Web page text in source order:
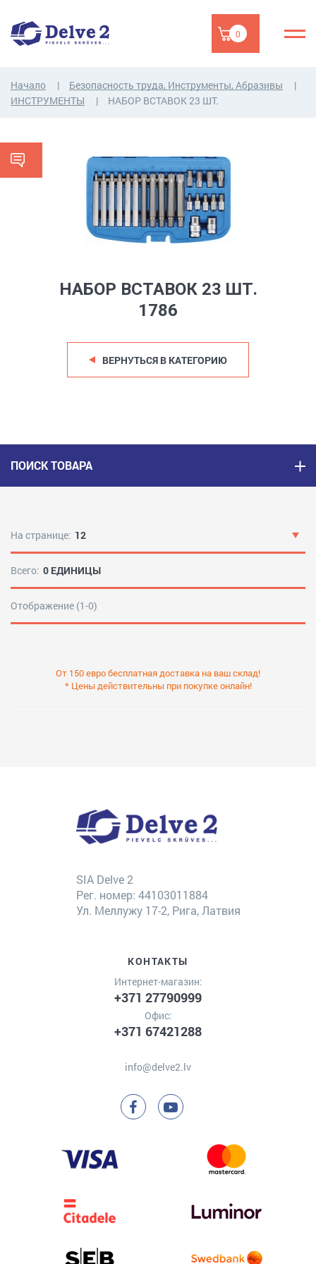
0
Начало
Безопасность труда, Инструменты, Абразивы
ИНСТРУМЕНТЫ
НАБОР ВСТАВОК 23 ШТ.
НАБОР ВСТАВОК 23 ШТ.
1786
ВЕРНУТЬСЯ В КАТЕГОРИЮ
ПОИСК ТОВАРА
На странице: 12
Всего: 0 ЕДИНИЦЫ
Отображение (1-0)
От 150 евро бесплатная доставка на ваш склад!
* Цены действительны при покупке онлайн!
SIA Delve 2
Рег. номер: 44103011884
Ул. Меллужу 17-2, Рига, Латвия
КОНТАКТЫ
Интернет-магазин:
+371 27790999
Офис:
+371 67421288
info@delve2.lv